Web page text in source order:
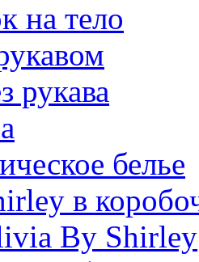
на тело
рукава
белье
в
By Shirley